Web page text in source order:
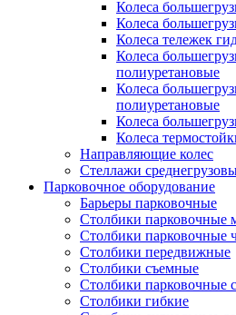
Колеса
Колеса
Колеса тележек
Колеса
полиуретановые
Колеса
полиуретановые
Колеса
Колеса
Направляющие колес
Стеллажи
Парковочное оборудование
Барьеры парковочные
Столбики парковочные
Столбики парковочные
Столбики передвижные
Столбики съемные
Столбики парковочные
Столбики гибкие